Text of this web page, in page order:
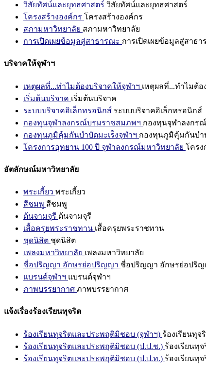
วิสัยทัศน์และยุทธศาสตร์ วิสัยทัศน์และยุทธศาสตร์
โครงสร้างองค์กร โครงสร้างองค์กร
สภามหาวิทยาลัย สภามหาวิทยาลัย
การเปิดเผยข้อมูลสู่สาธารณะ การเปิดเผยข้อมูลสู่สาธา
บริจาคให้จุฬาฯ
เหตุผลที่...ทำไมต้องบริจาคให้จุฬาฯ เหตุผลที่...ทำไมต้
เริ่มต้นบริจาค เริ่มต้นบริจาค
ระบบบริจาคอิเล็กทรอนิกส์ ระบบบริจาคอิเล็กทรอนิกส์
กองทุนจุฬาลงกรณ์บรมราชสมภพฯ กองทุนจุฬาลงกร
กองทุนภูมิคุ้มกันบำบัดมะเร็งจุฬาฯ กองทุนภูมิคุ้มกันบำ
โครงการอุทยาน 100 ปี จุฬาลงกรณ์มหาวิทยาลัย โครง
อัตลักษณ์มหาวิทยาลัย
พระเกี้ยว พระเกี้ยว
สีชมพู สีชมพู
ต้นจามจุรี ต้นจามจุรี
เสื้อครุยพระราชทาน เสื้อครุยพระราชทาน
ชุดนิสิต ชุดนิสิต
เพลงมหาวิทยาลัย เพลงมหาวิทยาลัย
ชื่อปริญญา อักษรย่อปริญญา ชื่อปริญญา อักษรย่อปริ
แบรนด์จุฬาฯ แบรนด์จุฬาฯ
ภาพบรรยากาศ ภาพบรรยากาศ
แจ้งเรื่องร้องเรียนทุจริต
ร้องเรียนทุจริตและประพฤติมิชอบ (จุฬาฯ) ร้องเรียนทุ
ร้องเรียนทุจริตและประพฤติมิชอบ (ป.ป.ช.) ร้องเรียนทุ
ร้องเรียนทุจริตและประพฤติมิชอบ (ป.ป.ท.) ร้องเรียนทุ